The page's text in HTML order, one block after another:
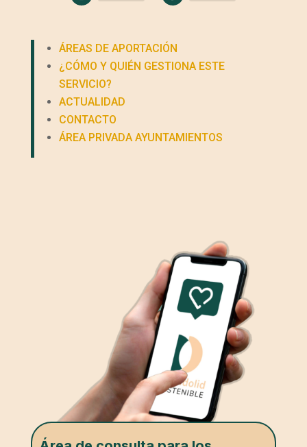
ÁREAS DE APORTACIÓN
¿CÓMO Y QUIÉN GESTIONA ESTE
SERVICIO?
ACTUALIDAD
CONTACTO
ÁREA PRIVADA AYUNTAMIENTOS